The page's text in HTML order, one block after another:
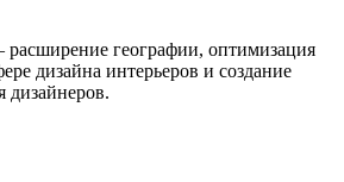
географии, оптимизация
дизайна интерьеров и создание
дизайнеров.